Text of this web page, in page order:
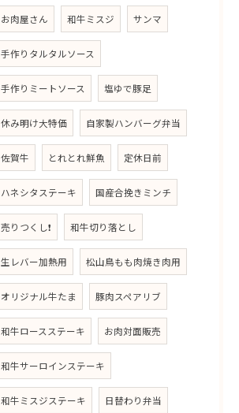
お肉屋さん 和牛ミスジ サンマ
手作りタルタルソース
手作りミートソース 塩ゆで豚足
休み明け大特価 自家製ハンバーグ弁当
佐賀牛 とれとれ鮮魚 定休日前
ハネシタステーキ 国産合挽きミンチ
売りつくし❗ 和牛切り落とし
生レバー加熱用 松山鳥もも肉焼き肉用
オリジナル牛たま 豚肉スペアリブ
和牛ロースステーキ お肉対面販売
和牛サーロインステーキ
和牛ミスジステーキ 日替わり弁当